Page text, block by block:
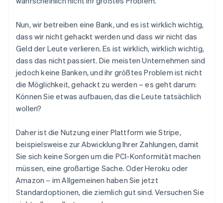
Nun, wir betreiben eine Bank, und es ist wirklich wichtig,
dass wir nicht gehackt werden und dass wir nicht das
Geld der Leute verlieren. Es ist wirklich, wirklich wichtig,
dass das nicht passiert. Die meisten Unternehmen sind
jedoch keine Banken, und ihr größtes Problem ist nicht
die Möglichkeit, gehackt zu werden – es geht darum:
Können Sie etwas aufbauen, das die Leute tatsächlich
wollen?
Daher ist die Nutzung einer Plattform wie Stripe,
beispielsweise zur Abwicklung Ihrer Zahlungen, damit
Sie sich keine Sorgen um die PCI-Konformität machen
müssen, eine großartige Sache. Oder Heroku oder
Amazon – im Allgemeinen haben Sie jetzt
Standardoptionen, die ziemlich gut sind. Versuchen Sie